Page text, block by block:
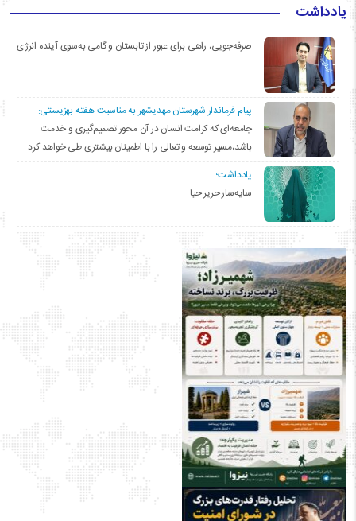
یادداشت
صرفه‌جویی، راهی برای عبور از تابستان و گامی به‌سوی آینده انرژی
پیام فرماندار شهرستان مهدیشهر به مناسبت هفته بهزیستی:
جامعه‌ای که کرامت انسان در آن محور تصمیم‌گیری و خدمت
باشد،مسیر توسعه و تعالی را با اطمینان بیشتری طی خواهد کرد.
یادداشت؛
سایه‌سار حریر حیا